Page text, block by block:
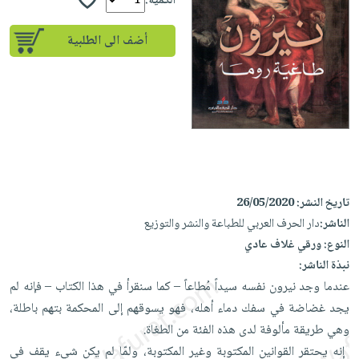
إختياراتنا
كتب
أكاديمية
صندوق
القراءة
English
iKitab
بلا
حدود
أسئلة
يتكرر
على
Android
تحميل
iKitab
على
Apple
أسئلة
يتكرر
طرحها
تحميل
masmu3
على
على
Apple
المواضيع
الأكثر
مبيعاً
إختياراتنا
وسائل
جوائز
تعليمية
الصحة
والعناية
الشخصية
جديد
العناية
الشخصية
العناية
وتصفيف
الشعر
العناية
بالجسم
والسفرة
جديد
الكل
أواني
الطهي
أدوات
متجر
الهدايا
أقسام
أضف الى الطلبية
تاريخ النشر:26/05/2020
الناشر:دار الحرف العربي للطباعة والنشر والتوزيع
النوع:ورقي غلاف عادي
نبذة الناشر:
عندما وجد نيرون نفسه سيداً مُطاعاً – كما سنقرأ في هذا الكتاب – فإنه لم
يجد غضاضة في سفك دماء أهله، ‏فهو يسوقهم إلى المحكمة بتهم باطلة،
وهي طريقة مألوفة لدى هذه الفئة من الطغاة.‏ ‎
‎ إنه يحتقر القوانين المكتوبة وغير المكتوبة، ولمّا لم يكن شيء يقف في